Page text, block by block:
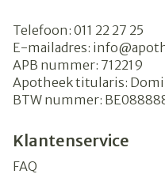
Telefoon: 011 22 27 25
E-mailadres: info@
APB nummer: 712219
Apotheek titularis:
BTW nummer:
Klantenservice
FAQ